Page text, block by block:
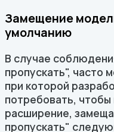
Замещение
умолчанию
В случае
пропускать", часто
при которой
потребовать,
расширение,
пропускать"